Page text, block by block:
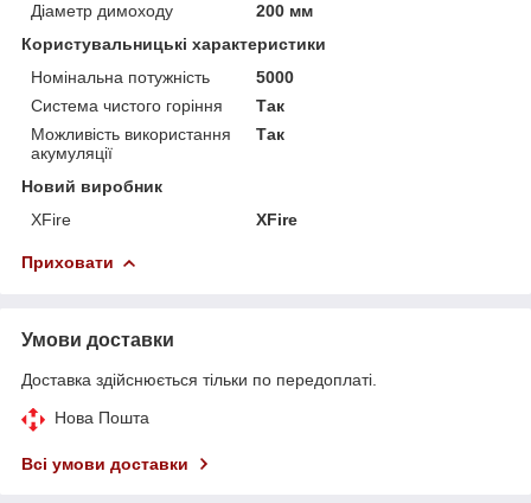
Діаметр димоходу
200 мм
Користувальницькі характеристики
Номінальна потужність
5000
Система чистого горіння
Так
Можливість використання
акумуляції
Так
Новий виробник
XFire
XFire
Приховати
Умови доставки
Доставка здійснюється тільки по передоплаті.
Нова Пошта
Всі умови доставки